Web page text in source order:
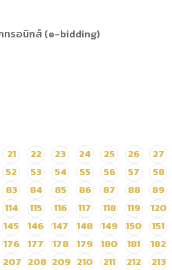
กทรอนิกส์ (e-bidding)
21 22 23 24 25 26 27
52 53 54 55 56 57 58
83 84 85 86 87 88 89
114 115 116 117 118 119 120
145 146 147 148 149 150 151
176 177 178 179 180 181 182
207 208 209 210 211 212 213